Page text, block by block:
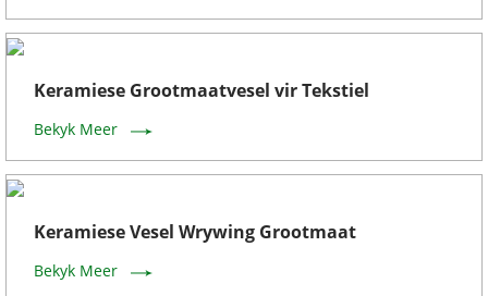
Keramiese Grootmaatvesel vir Tekstiel
Bekyk Meer
Keramiese Vesel Wrywing Grootmaat
Bekyk Meer